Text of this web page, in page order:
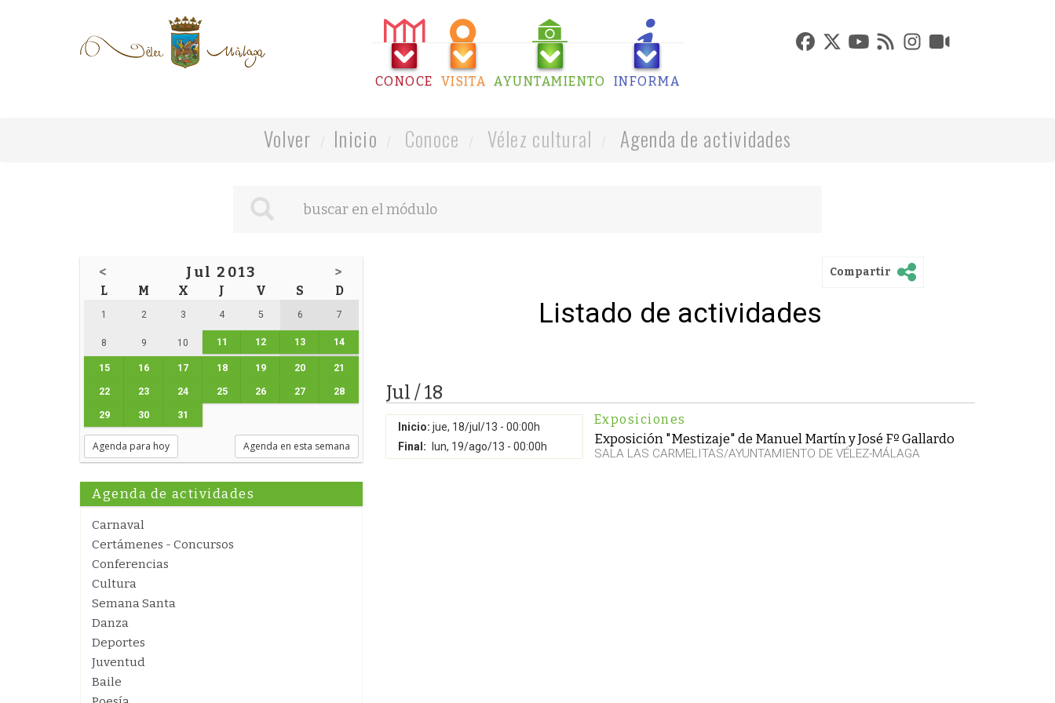
CONOCE VISITA AYUNTAMIENTO INFORMA
Volver Inicio Conoce Vélez cultural Agenda de actividades
< Jul 2013 >
L M X J V S D
1 2 3 4 5 6 7
8 9 10 11 12 13 14
15 16 17 18 19 20 21
22 23 24 25 26 27 28
29 30 31
Agenda para hoy Agenda en esta semana
Agenda de actividades
Carnaval
Certámenes - Concursos
Conferencias
Cultura
Semana Santa
Danza
Deportes
Juventud
Baile
Compartir
Listado de actividades
Jul / 18
Inicio: jue, 18/jul/13 - 00:00h
Final:
lun, 19/ago/13 - 00:00h
Exposiciones
Exposición "Mestizaje" de Manuel Martín y José Fº Gallardo
SALA LAS CARMELITAS/AYUNTAMIENTO DE VÉLEZ-MÁLAGA